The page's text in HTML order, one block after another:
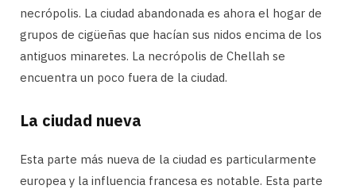
necrópolis. La ciudad abandonada es ahora el hogar de
grupos de cigüeñas que hacían sus nidos encima de los
antiguos minaretes. La necrópolis de Chellah se
encuentra un poco fuera de la ciudad.
La ciudad nueva
Esta parte más nueva de la ciudad es particularmente
europea y la influencia francesa es notable. Esta parte